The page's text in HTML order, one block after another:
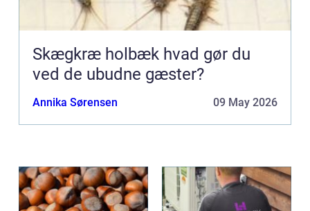
Skægkræ holbæk hvad gør du
ved de ubudne gæster?
Annika Sørensen 09 May 2026